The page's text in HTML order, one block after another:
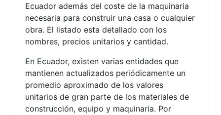
Ecuador además del coste de la maquinaria
necesaria para construir una casa o cualquier
obra. El listado esta detallado con los
nombres, precios unitarios y cantidad.
En Ecuador, existen varias entidades que
mantienen actualizados periódicamente un
promedio aproximado de los valores
unitarios de gran parte de los materiales de
construcción, equipo y maquinaria. Por